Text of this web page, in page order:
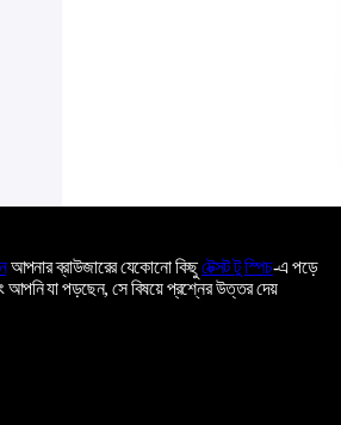
আপনার ব্রাউজারের যেকোনো কিছুটেক্সট টু স্পিচ-এ পড়ে
আপনি যা পড়ছেন, সে বিষয়ে প্রশ্নের উত্তর দেয়